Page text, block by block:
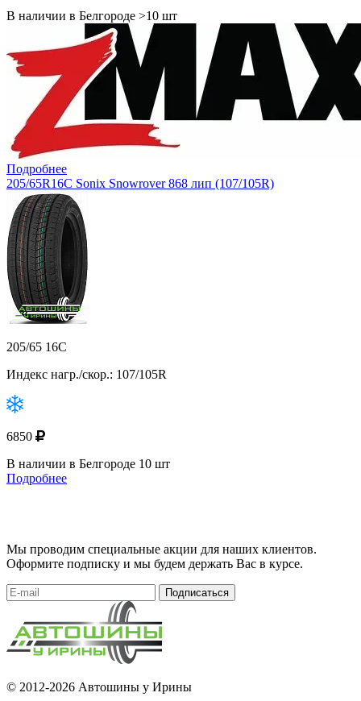
В наличии в Белгороде >10 шт
Подробнее
205/65R16C Sonix Snowrover 868 лип (107/105R)
205/65 16C
Индекс нагр./скор.: 107/105R
6850
В наличии в Белгороде 10 шт
Подробнее
Мы проводим специальные акции для наших клиентов.
Оформите подписку и мы будем держать Вас в курсе.
Подписаться
© 2012-2026 Автошины у Ирины